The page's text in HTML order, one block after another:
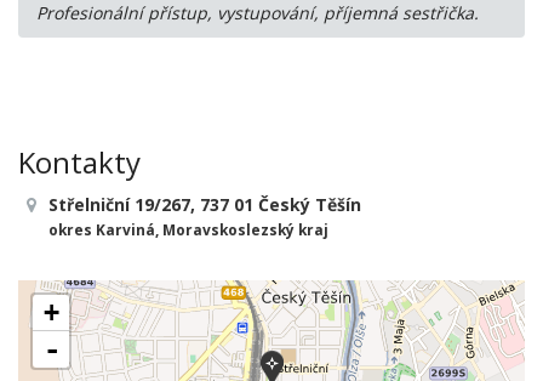
Profesionální přístup, vystupování, příjemná sestřička.
Kontakty
Střelniční 19/267, 737 01 Český Těšín
okres Karviná, Moravskoslezský kraj
+
-